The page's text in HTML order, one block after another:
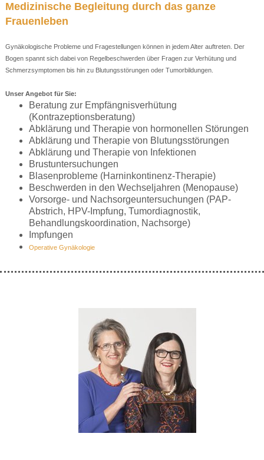
Medizinische Begleitung durch das ganze
Frauenleben
Gynäkologische Probleme und Fragestellungen können in jedem Alter auftreten. Der
Bogen spannt sich dabei von Regelbeschwerden über Fragen zur Verhütung und
Schmerzsymptomen bis hin zu Blutungsstörungen oder Tumorbildungen.
Unser Angebot für Sie:
Beratung zur Empfängnisverhütung
(Kontrazeptionsberatung)
Abklärung und Therapie von hormonellen Störungen
Abklärung und Therapie von Blutungsstörungen
Abklärung und Therapie von Infektionen
Brustuntersuchungen
Blasenprobleme (Harninkontinenz-Therapie)
Beschwerden in den Wechseljahren (Menopause)
Vorsorge- und Nachsorgeuntersuchungen (PAP-
Abstrich, HPV-Impfung, Tumordiagnostik,
Behandlungskoordination, Nachsorge)
Impfungen
Operative Gynäkologie